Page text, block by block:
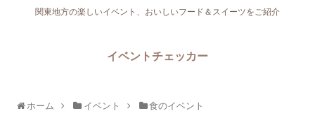
関東地方の楽しいイベント、おいしいフード＆スイーツをご紹介
イベントチェッカー
ホーム イベント 食のイベント